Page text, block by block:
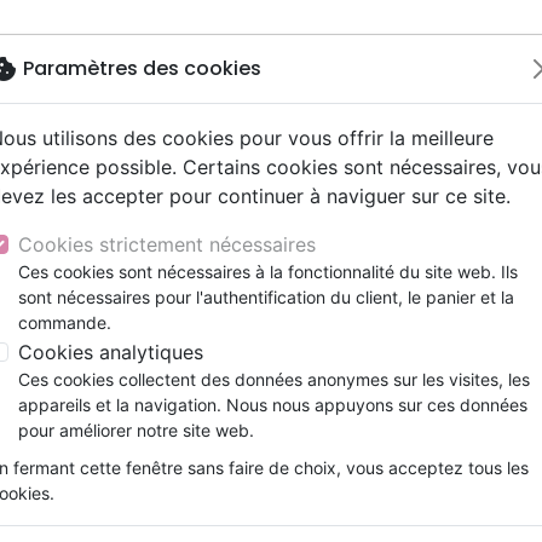
NouveautésBibles
Testaments
Etude biblique
Segond 21
Segond
NEG
Livres
Bandes dessinées
Famille, couple
Souffrance, Relation d'aide
Santé
eBooks
Couple
Découverte de la foi
Méditations
Souffrance, Relation d'aide
Psychologie
Jeunesse
ans
Adolescents, jeunes
Bibles jeunesse
Latino, Folk
Soul
Rap, Hip-hop
Instrumental
Louange, Adoration
Hardrock, Métal
animés
conférences
Films, fiction
Documentaires, reportages
Jeux
Accessoires de Bible
Papeterie
retour de Jésus-Christ
Le retour de Jésus-Christ
Référence
Description Détails du produit
Voici la réédition d’un grand classique
Paramètres des cookies
utilisons des cookies pour vous offrir la meilleure
possible. Certains cookies sont nécessaires,
les accepter pour continuer à naviguer sur ce site.
Cookies strictement nécessaires
Ces cookies sont nécessaires à la fonctionnalité du site web. Ils
sont nécessaires pour l'authentification du client, le panier et la
commande.
Cookies analytiques
Ces cookies collectent des données anonymes sur les visites, les
appareils et la navigation. Nous nous appuyons sur ces données
pour améliorer notre site web.
fermant cette fenêtre sans faire de choix, vous acceptez tous les